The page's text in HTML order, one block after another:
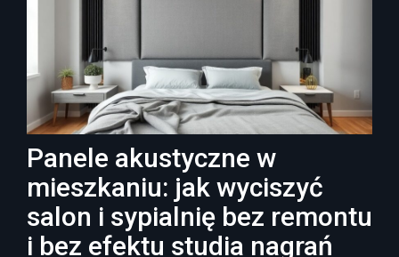
Panele akustyczne w
mieszkaniu: jak wyciszyć
salon i sypialnię bez remontu
i bez efektu studia nagrań